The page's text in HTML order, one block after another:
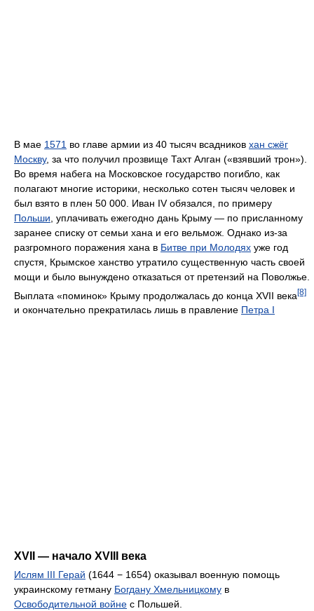
В мае 1571 во главе армии из 40 тысяч всадников хан сжёг
Москву, за что получил прозвище Тахт Алган («взявший трон»).
Во время набега на Московское государство погибло, как
полагают многие историки, несколько сотен тысяч человек и
был взято в плен 50 000. Иван IV обязался, по примеру
Польши , уплачивать ежегодно дань Крыму — по присланному
заранее списку от семьи хана и его вельмож. Однако из-за
разгромного поражения хана в Битве при Молодях уже год
спустя, Крымское ханство утратило существенную часть своей
мощи и было вынуждено отказаться от претензий на Поволжье.
Выплата «поминок» Крыму продолжалась до конца XVII века[8]
и окончательно прекратилась лишь в правление Петра I
XVII — начало XVIII века
Ислям III Герай (1644 − 1654) оказывал военную помощь
украинскому гетману Богдану Хмельницкому в
Освободительной войне с Польшей.